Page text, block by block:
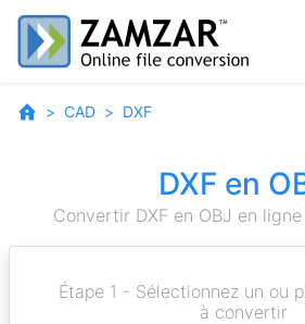
CAD DXF
DXF en
Convertir DXF en OBJ en
Étape 1 - Sélectionnez un ou
à convertir